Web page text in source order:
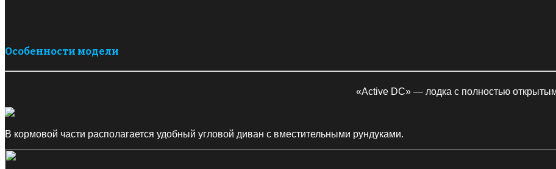
Особенности модели
«Active DC» — лодка с полностью
В кормовой части располагается удобный угловой диван с вместительными рундуками.